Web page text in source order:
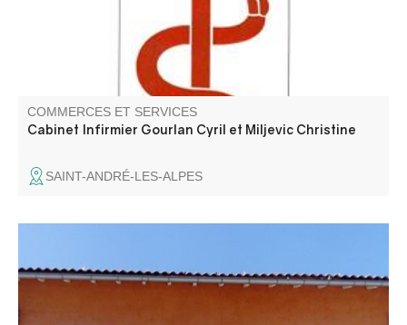
COMMERCES ET SERVICES
Cabinet Infirmier Gourlan Cyril et Miljevic Christine
SAINT-ANDRÉ-LES-ALPES